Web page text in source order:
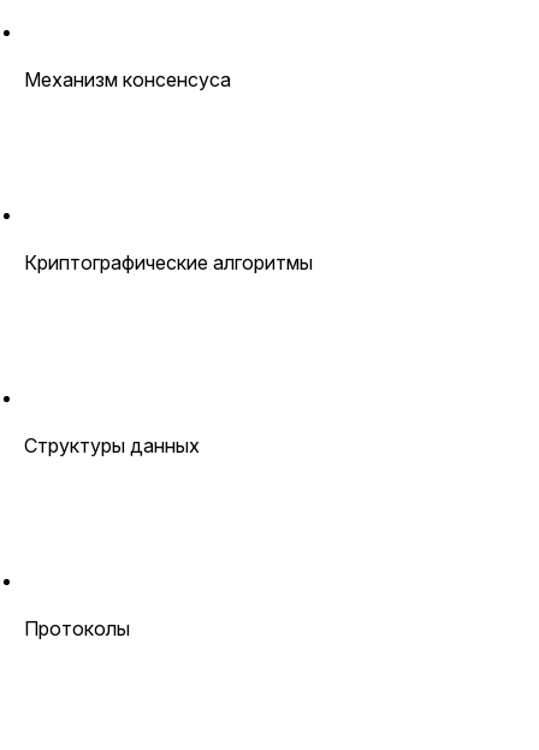
Механизм консенсуса
Криптографические алгоритмы
Структуры данных
Протоколы